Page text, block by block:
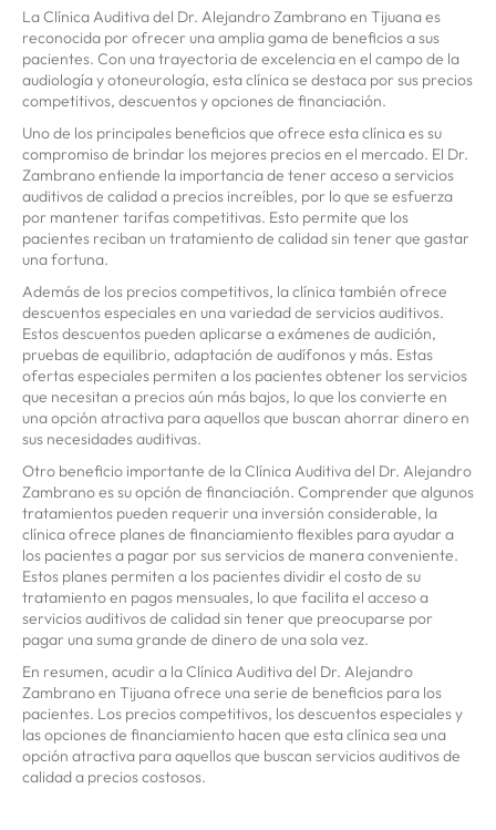
La Clínica Auditiva del Dr. Alejandro Zambrano en Tijuana es
reconocida por ofrecer una amplia gama de beneficios a sus
pacientes. Con una trayectoria de excelencia en el campo de la
audiología y otoneurología, esta clínica se destaca por sus precios
competitivos, descuentos y opciones de financiación.
Uno de los principales beneficios que ofrece esta clínica es su
compromiso de brindar los mejores precios en el mercado. El Dr.
Zambrano entiende la importancia de tener acceso a servicios
auditivos de calidad a precios increíbles, por lo que se esfuerza
por mantener tarifas competitivas. Esto permite que los
pacientes reciban un tratamiento de calidad sin tener que gastar
una fortuna.
Además de los precios competitivos, la clínica también ofrece
descuentos especiales en una variedad de servicios auditivos.
Estos descuentos pueden aplicarse a exámenes de audición,
pruebas de equilibrio, adaptación de audífonos y más. Estas
ofertas especiales permiten a los pacientes obtener los servicios
que necesitan a precios aún más bajos, lo que los convierte en
una opción atractiva para aquellos que buscan ahorrar dinero en
sus necesidades auditivas.
Otro beneficio importante de la Clínica Auditiva del Dr. Alejandro
Zambrano es su opción de financiación. Comprender que algunos
tratamientos pueden requerir una inversión considerable, la
clínica ofrece planes de financiamiento flexibles para ayudar a
los pacientes a pagar por sus servicios de manera conveniente.
Estos planes permiten a los pacientes dividir el costo de su
tratamiento en pagos mensuales, lo que facilita el acceso a
servicios auditivos de calidad sin tener que preocuparse por
pagar una suma grande de dinero de una sola vez.
En resumen, acudir a la Clínica Auditiva del Dr. Alejandro
Zambrano en Tijuana ofrece una serie de beneficios para los
pacientes. Los precios competitivos, los descuentos especiales y
las opciones de financiamiento hacen que esta clínica sea una
opción atractiva para aquellos que buscan servicios auditivos de
calidad a precios costosos.